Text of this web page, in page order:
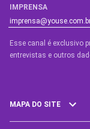
IMPRENSA
Esse canal é exclusivo
entrevistas e outros
MAPA DO SITE